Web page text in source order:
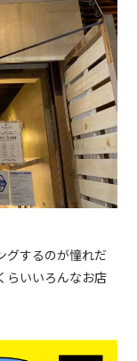
グするのが憧れだ
らいいろんなお店